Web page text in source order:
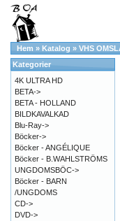
Hem » Katalog » VHS
Kategorier
4K ULTRA HD
BETA->
BETA - HOLLAND
BILDKAVALKAD
Blu-Ray->
Böcker->
Böcker - ANGÉLIQUE
Böcker - B.WAHLSTRÖMS
UNGDOMSBÖC->
Böcker - BARN
/UNGDOMS
CD->
DVD->